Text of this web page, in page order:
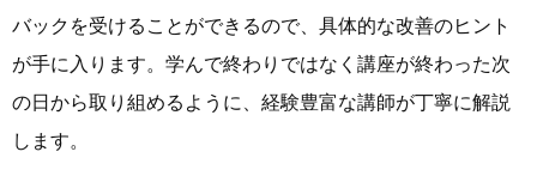
バックを受けることができるので、具体的な改善のヒント
が手に入ります。学んで終わりではなく講座が終わった次
の日から取り組めるように、経験豊富な講師が丁寧に解説
します。